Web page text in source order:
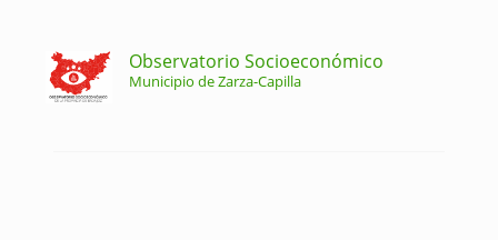
Observatorio Socioeconómico
Municipio de Zarza-Capilla